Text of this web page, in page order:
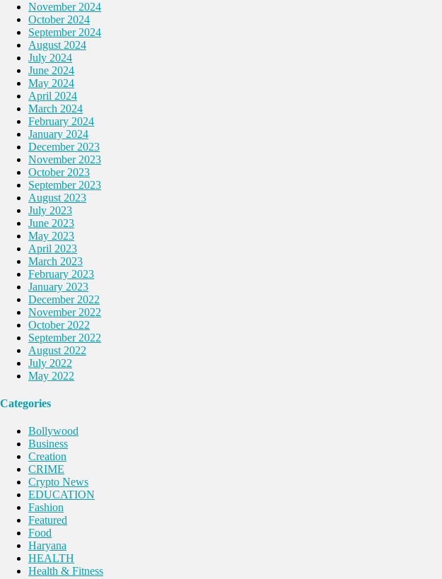
November 2024
October 2024
September 2024
August 2024
July 2024
June 2024
May 2024
April 2024
March 2024
February 2024
January 2024
December 2023
November 2023
October 2023
September 2023
August 2023
July 2023
June 2023
May 2023
April 2023
March 2023
February 2023
January 2023
December 2022
November 2022
October 2022
September 2022
August 2022
July 2022
May 2022
Categories
Bollywood
Business
Creation
CRIME
Crypto News
EDUCATION
Fashion
Featured
Food
Haryana
HEALTH
Health & Fitness